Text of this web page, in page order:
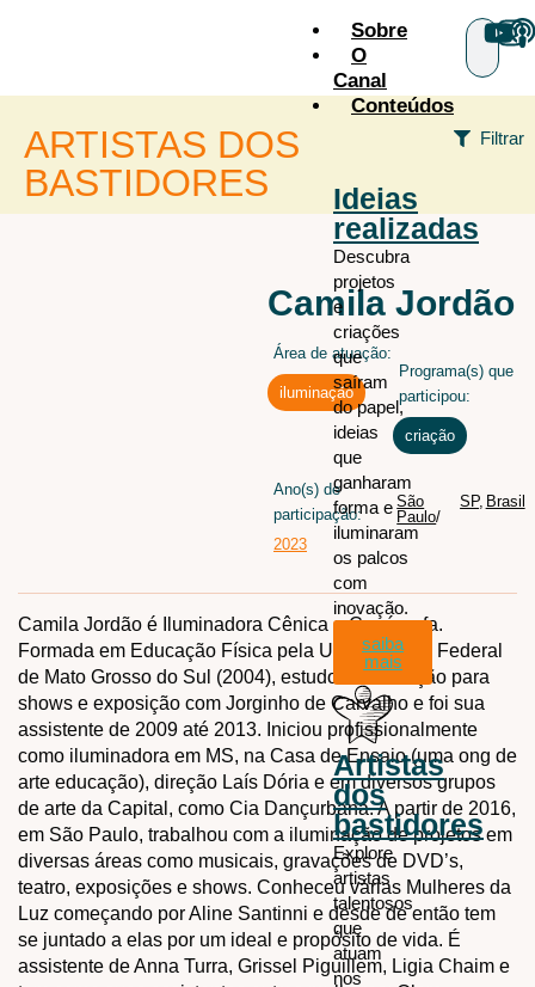
Sobre
O
Canal
Conteúdos
Ideias
realizadas
Descubra
projetos
e
criações
que
saíram
do papel,
ideias
que
ganharam
forma e
iluminaram
os palcos
com
inovação.
saiba
mais
Artistas
dos
bastidores
Explore
artistas
talentosos
que
atuam
nos
ARTISTAS DOS
BASTIDORES
Filtrar
todos os
artistas
Camila Jordão
Área de atuação:
iluminação
Programa(s) que
participou:
criação
São
Paulo/
SP, Brasil
Ano(s) de
participação:
2023
Camila Jordão é Iluminadora Cênica e Cenógrafa.
Formada em Educação Física pela Universidade Federal
de Mato Grosso do Sul (2004), estudou iluminação para
shows e exposição com Jorginho de Carvalho e foi sua
assistente de 2009 até 2013. Iniciou profissionalmente
como iluminadora em MS, na Casa de Ensaio (uma ong de
arte educação), direção Laís Dória e em diversos grupos
de arte da Capital, como Cia Dançurbana. A partir de 2016,
em São Paulo, trabalhou com a iluminação de projetos em
diversas áreas como musicais, gravações de DVD’s,
teatro, exposições e shows. Conheceu várias Mulheres da
Luz começando por Aline Santinni e desde de então tem
se juntado a elas por um ideal e propósito de vida. É
assistente de Anna Turra, Grissel Piguillem, Ligia Chaim e